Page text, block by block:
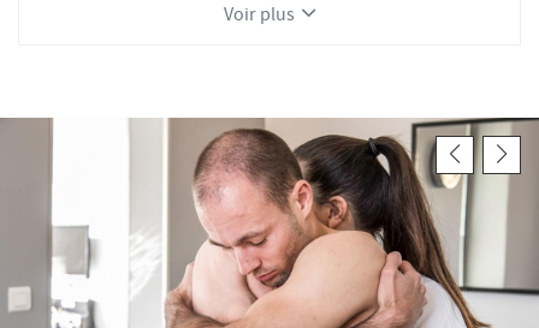
Voir plus
et
du
point
de
vente
Aurélie
ROBIN